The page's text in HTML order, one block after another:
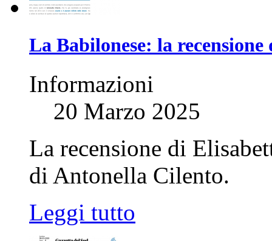
La Babilonese: la
Informazioni
20 Marzo 2025
La recensione di
di Antonella Cilento.
Leggi tutto